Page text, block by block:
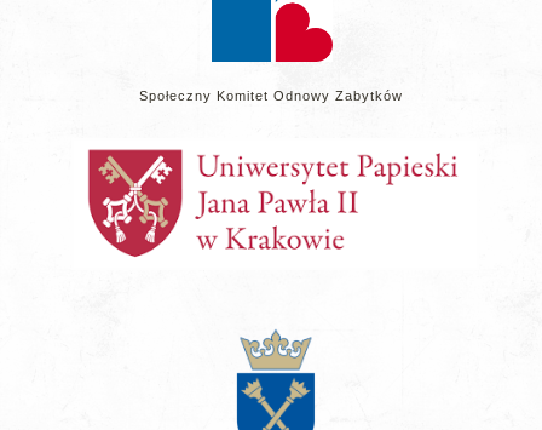
Społeczny Komitet Odnowy Zabytków